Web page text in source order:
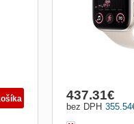
355.54
bez DPH
437.31€